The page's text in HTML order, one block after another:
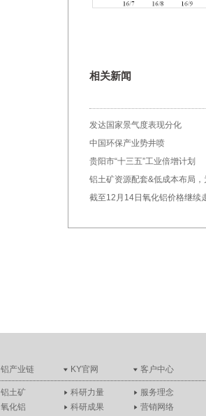
相关新闻
发达国家景气度表现分化
中国环保产业势井喷
贵阳市“十三五”工业倍增计划
铝土矿资源配套&低成本布局
截至12月14日氧化铝价格继续
铝产业链
铝土矿
氧化铝
KY官网
科研力量
科研成果
客户中心
服务理念
营销网络